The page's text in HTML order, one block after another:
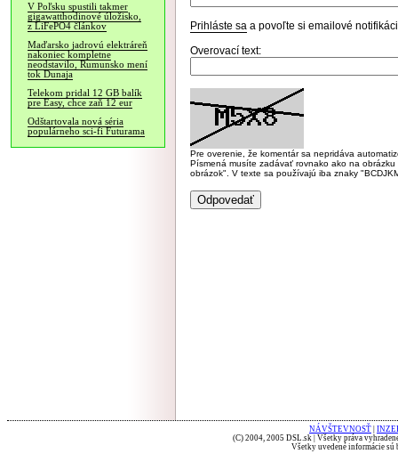
V Poľsku spustili takmer
gigawatthodinové úložisko,
z LiFePO4 článkov
Maďarsko jadrovú elektráreň
nakoniec kompletne
neodstavilo, Rumunsko mení
tok Dunaja
Telekom pridal 12 GB balík
pre Easy, chce zaň 12 eur
Odštartovala nová séria
populárneho sci-fi Futurama
Prihláste sa a povoľte si emailové
Overovací text:
Pre overenie, že komentár sa nepridáva
Písmená musíte zadávať rovnako ako na
obrázok". V texte sa používajú iba znaky
NÁVŠTEVNOSŤ
(C) 2004, 2005 DSL.sk | Všetky práva
Všetky uvedené informácie sú